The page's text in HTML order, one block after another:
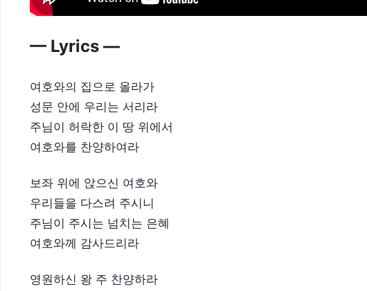
— Lyrics —
여호와의 집으로 올라가
성문 안에 우리는 서리라
주님이 허락한 이 땅 위에서
여호와를 찬양하여라
보좌 위에 앉으신 여호와
우리들을 다스려 주시니
주님이 주시는 넘치는 은혜
여호와께 감사드리라
영원하신 왕 주 찬양하라